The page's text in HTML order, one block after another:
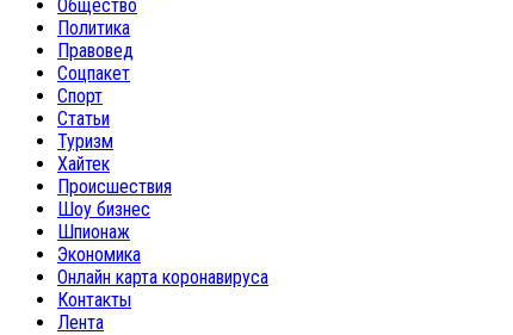
Общество
Политика
Правовед
Соцпакет
Спорт
Статьи
Туризм
Хайтек
Происшествия
Шоу бизнес
Шпионаж
Экономика
Онлайн карта коронавируса
Контакты
Лента